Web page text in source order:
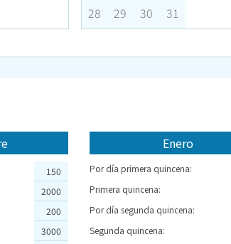
28
29 30 31
150
2000
200
3000
Enero
Por día primera quincena:
Primera quincena:
Por día segunda quincena:
Segunda quincena: